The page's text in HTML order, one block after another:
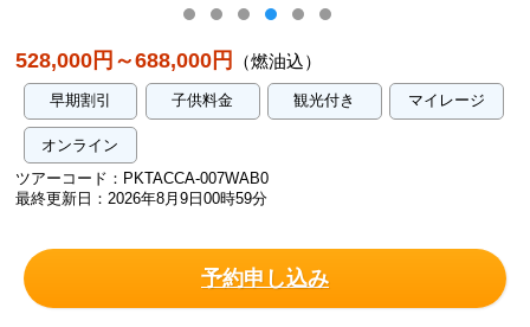
528,000円～688,000円 （燃油込）
早期割引 子供料金 観光付き マイレージ
オンライン
ツアーコード：PKTACCA-007WAB0
最終更新日：2026年8月9日00時59分
予約申し込み